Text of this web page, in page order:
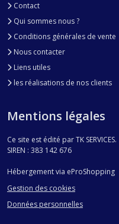
Contact
Qui sommes nous ?
Conditions générales de vente
Nous contacter
Liens utiles
les réalisations de nos clients
Mentions légales
Ce site est édité par TK SERVICES.
SIREN : 383 142 676
Hébergement via eProShopping
Gestion des cookies
Données personnelles